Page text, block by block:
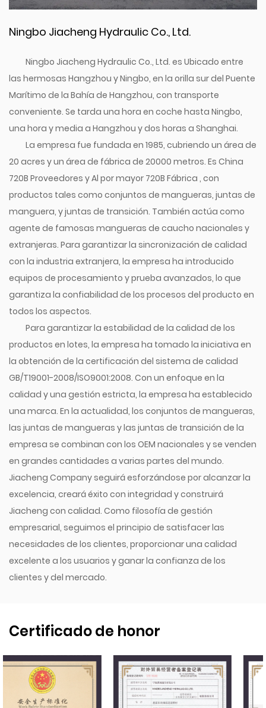
Ningbo Jiacheng Hydraulic Co., Ltd.
Ningbo Jiacheng Hydraulic Co., Ltd. es Ubicado entre
las hermosas Hangzhou y Ningbo, en la orilla sur del Puente
Marítimo de la Bahía de Hangzhou, con transporte
conveniente. Se tarda una hora en coche hasta Ningbo,
una hora y media a Hangzhou y dos horas a Shanghai.
La empresa fue fundada en 1985, cubriendo un área de
20 acres y un área de fábrica de 20000 metros. Es China
720B Proveedores yAl por mayor 720B Fábrica , con
productos tales como conjuntos de mangueras, juntas de
manguera, y juntas de transición. También actúa como
agente de famosas mangueras de caucho nacionales y
extranjeras. Para garantizar la sincronización de calidad
con la industria extranjera, la empresa ha introducido
equipos de procesamiento y prueba avanzados, lo que
garantiza la confiabilidad de los procesos del producto en
todos los aspectos.
Para garantizar la estabilidad de la calidad de los
productos en lotes, la empresa ha tomado la iniciativa en
la obtención de la certificación del sistema de calidad
GB/T19001-2008/ISO9001:2008. Con un enfoque en la
calidad y una gestión estricta, la empresa ha establecido
una marca. En la actualidad, los conjuntos de mangueras,
las juntas de mangueras y las juntas de transición de la
empresa se combinan con los OEM nacionales y se venden
en grandes cantidades a varias partes del mundo.
Jiacheng Company seguirá esforzándose por alcanzar la
excelencia, creará éxito con integridad y construirá
Jiacheng con calidad. Como filosofía de gestión
empresarial, seguimos el principio de satisfacer las
necesidades de los clientes, proporcionar una calidad
excelente a los usuarios y ganar la confianza de los
clientes y del mercado.
Certificado de honor